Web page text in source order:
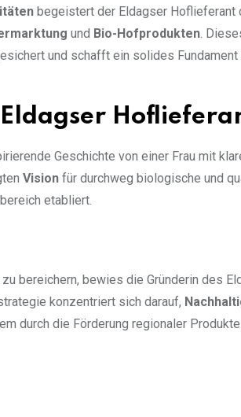
begeistert der Eldagser Hoflieferant
und Bio-Hofprodukten.
und schafft ein solides Fundament
Geschichte von einer Frau mit
Vision für durchweg biologische und
etabliert.
bereichern, bewies die Gründerin des
konzentriert sich darauf,
durch die Förderung regionaler